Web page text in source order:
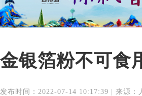
金银箔粉不可食
发布时间：2022-07-14 10:17:39 | 来源：